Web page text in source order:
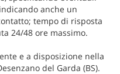
anche un
tempo di risposta
24/48 ore massimo.
e a disposizione nella
del Garda (BS).